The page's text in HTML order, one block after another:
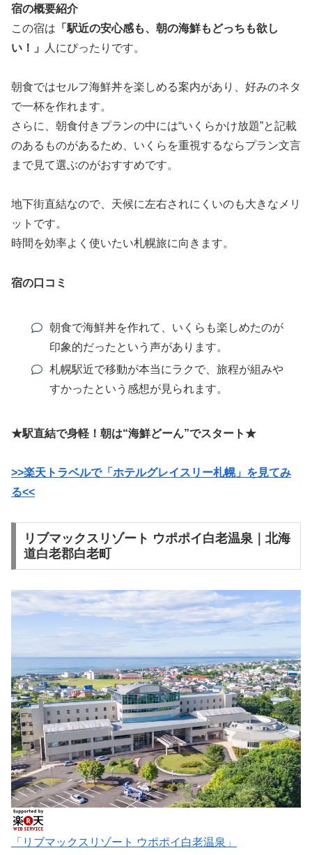
宿の概要紹介
この宿は 「駅近の安心感も、朝の海鮮もどっちも欲し
い！」
人にぴったりです。
朝食ではセルフ海鮮丼を楽しめる案内があり、好みのネタ
で一杯を作れます。
さらに、朝食付きプランの中には“いくらかけ放題”と記載
のあるものがあるため、いくらを重視するならプラン文言
まで見て選ぶのがおすすめです。
地下街直結なので、天候に左右されにくいのも大きなメリ
ットです。
時間を効率よく使いたい札幌旅に向きます。
宿の口コミ
朝食で海鮮丼を作れて、いくらも楽しめたのが
印象的だったという声があります。
札幌駅近で移動が本当にラクで、旅程が組みや
すかったという感想が見られます。
★駅直結で身軽！朝は“海鮮どーん”でスタート★
>>楽天トラベルで「ホテルグレイスリー札幌」を見てみ
る<<
リブマックスリゾート ウポポイ白老温泉｜北海
道白老郡白老町
「リブマックスリゾート ウポポイ白老温泉」